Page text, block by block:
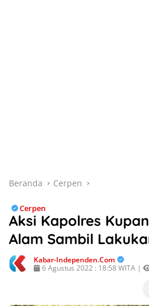
Beranda Cerpen
Cerpen
Aksi Kapolres
Alam Sambil
Kabar-Independen.com
6 Agustus 2022 : 18:58 WITA |